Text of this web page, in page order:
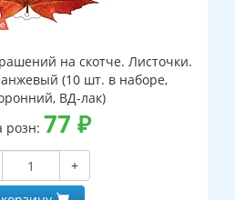
на скотче. Листочки.
(10 шт. в наборе,
ВД-лак)
розн: 77 ₽
+